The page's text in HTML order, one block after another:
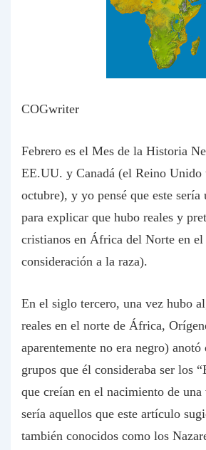
COGwriter
Febrero es el Mes de la Historia
EE.UU. y Canadá (el Reino Unido
octubre), y yo pensé que este sería
para explicar que hubo reales y
cristianos en África del Norte en
consideración a la raza).
En el siglo tercero, una vez hubo
reales en el norte de África,
aparentemente no era negro) anotó
grupos que él consideraba ser los
que creían en el nacimiento de
sería aquellos que este artículo
también conocidos como los